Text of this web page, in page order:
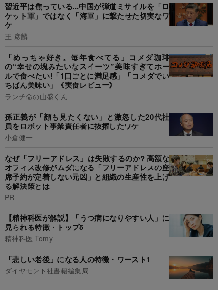
習近平は焦っている...中国が弾道ミサイルを「ロ
ケット軍」ではなく「海軍」に撃たせた切実なワ
ケ
王 彦麟
「めっちゃ好き。毎年食べてる」コメダ珈琲
の“幸せの塊みたいなスイーツ”美味すぎてホー
ルで食べたい!「1口ごとに満足感」「コメダでい
ちばん美味い」《実食レビュー》
ランチ命の山盛くん
孫正義が「顔も見たくない」と激怒した20代社
員をロボット事業責任者に抜擢したワケ
小倉健一
なぜ「フリーアドレス」は失敗するのか? 高額な
オフィス改修がムダになる「フリーアドレスの座
席予約が定着しない元凶」と組織の生産性を上げ
る解決策とは
PR
【精神科医が解説】「うつ病になりやすい人」に
見られる特徴・トップ5
精神科医 Tomy
「悲しい老後」になる人の特徴・ワースト1
ダイヤモンド社書籍編集局